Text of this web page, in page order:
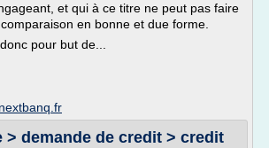
et qui à ce titre ne peut pas faire
en bonne et due forme.
pour but de...
> demande de credit > credit